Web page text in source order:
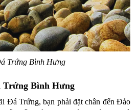
Trứng Bình Hưng
Bình Hưng
Đá Trứng, bạn phải đặt chân đến Đảo